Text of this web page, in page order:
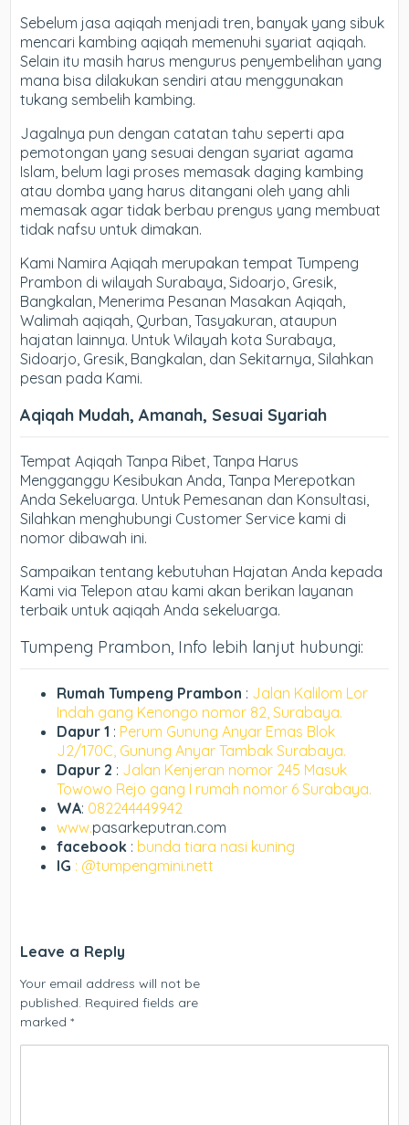
Sebelum jasa aqiqah menjadi tren, banyak yang sibuk
mencari kambing aqiqah memenuhi syariat aqiqah.
Selain itu masih harus mengurus penyembelihan yang
mana bisa dilakukan sendiri atau menggunakan
tukang sembelih kambing.
Jagalnya pun dengan catatan tahu seperti apa
pemotongan yang sesuai dengan syariat agama
Islam, belum lagi proses memasak daging kambing
atau domba yang harus ditangani oleh yang ahli
memasak agar tidak berbau prengus yang membuat
tidak nafsu untuk dimakan.
Kami Namira Aqiqah merupakan tempat Tumpeng
Prambon di wilayah Surabaya, Sidoarjo, Gresik,
Bangkalan, Menerima Pesanan Masakan Aqiqah,
Walimah aqiqah, Qurban, Tasyakuran, ataupun
hajatan lainnya. Untuk Wilayah kota Surabaya,
Sidoarjo, Gresik, Bangkalan, dan Sekitarnya, Silahkan
pesan pada Kami.
Aqiqah Mudah, Amanah, Sesuai Syariah
Tempat Aqiqah Tanpa Ribet, Tanpa Harus
Mengganggu Kesibukan Anda, Tanpa Merepotkan
Anda Sekeluarga. Untuk Pemesanan dan Konsultasi,
Silahkan menghubungi Customer Service kami di
nomor dibawah ini.
Sampaikan tentang kebutuhan Hajatan Anda kepada
Kami via Telepon atau kami akan berikan layanan
terbaik untuk aqiqah Anda sekeluarga.
Tumpeng Prambon, Info lebih lanjut hubungi:
Rumah Tumpeng Prambon : Jalan Kalilom Lor
Indah gang Kenongo nomor 82, Surabaya.
Dapur 1 : Perum Gunung Anyar Emas Blok
J2/170C, Gunung Anyar Tambak Surabaya.
Dapur 2 : Jalan Kenjeran nomor 245 Masuk
Towowo Rejo gang I rumah nomor 6 Surabaya.
WA: 082244449942
www.pasarkeputran.com
facebook : bunda tiara nasi kuning
IG : @tumpengmini.nett
Leave a Reply
Your email address will not be
published. Required fields are
marked*